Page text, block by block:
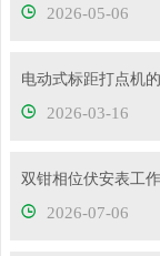
2026-05-06
2026-03-16
2026-07-06